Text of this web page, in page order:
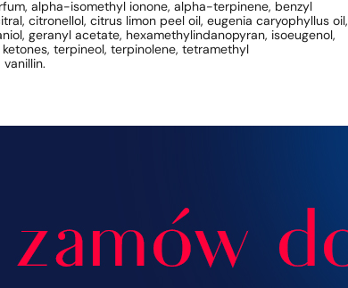
alpha-isomethyl ionone, alpha-terpinene, benzyl
citronellol, citrus limon peel oil, eugenia caryophyllus oil,
geranyl acetate, hexamethylindanopyran, isoeugenol,
ketones, terpineol, terpinolene, tetramethyl